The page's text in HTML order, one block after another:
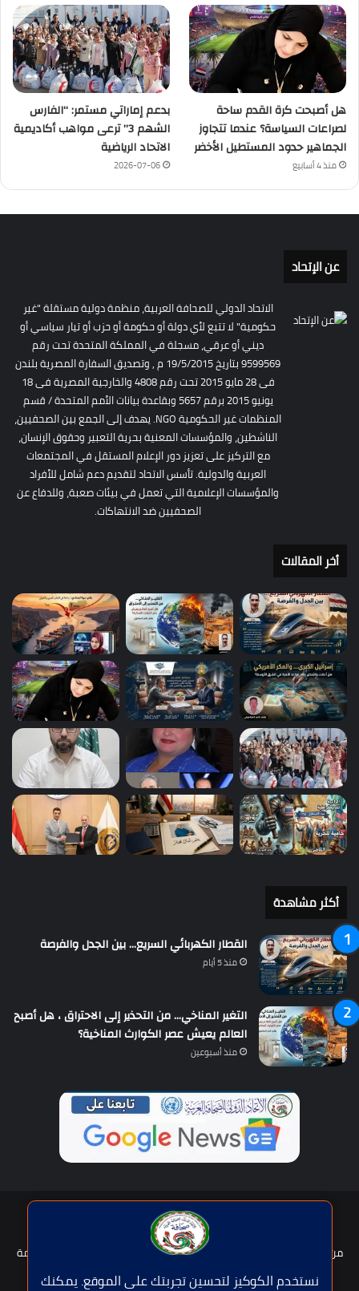
نستخدم الكوكيز لتحسين تجربتك على الموقع. يمكنك
هل أصبحت كرة القدم ساحة
لصراعات السياسة؟ عندما تتجاوز
الجماهير حدود المستطيل الأخضر
منذ 4 أسابيع
بدعم إماراتي مستمر: “الفارس
الشهم 3” ترعى مواهب أكاديمية
الاتحاد الرياضية
2026-07-06
عن الإتحاد
الاتحاد الدولي للصحافة العربية، منظمة دولية مستقلة "غير
حكومية" لا تتبع لأي دولة أو حكومة أو حزب أو تيار سياسي أو
ديني أو عرقي، مسجلة في المملكة المتحدة تحت رقم
9599569 بتاريخ 19/5/2015 م , وتصديق السفارة المصرية بلندن
فى 28 مايو 2015 تحت رقم 4808 والخارجية المصرية فى 18
يونيو 2015 برقم 5657 وبقاعدة بيانات الأمم المتحدة / قسم
المنظمات غير الحكومية NGO. يهدف إلى الجمع بين الصحفيين،
الناشطين، والمؤسسات المعنية بحرية التعبير وحقوق الإنسان،
مع التركيز على تعزيز دور الإعلام المستقل في المجتمعات
العربية والدولية. تأسس الاتحاد لتقديم دعم شامل للأفراد
والمؤسسات الإعلامية التي تعمل في بيئات صعبة، وللدفاع عن
الصحفيين ضد الانتهاكات.
أخر المقالات
أكثر مشاهدة
القطار الكهربائي السريع… بين الجدل والفرصة
منذ 5 أيام
التغير المناخي… من التحذير إلى الاحتراق ، هل أصبح
العالم يعيش عصر الكوارث المناخية؟
منذ أسبوعين
حقوق النشر © | جميع الحقوق محفوظة للاتحاد الدولى للصحافة العربية
2026
من نحن؟
عضوية الإتحاد سياسة الخصوصية
شروط الخدمة